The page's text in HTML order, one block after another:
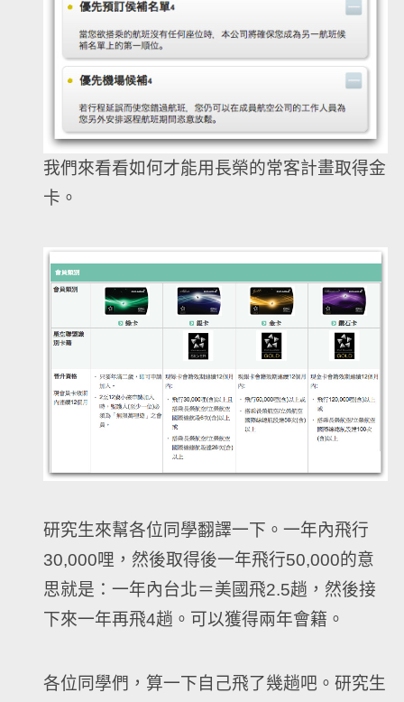
我們來看看如何才能用長榮的常客計畫取得金
卡。
研究生來幫各位同學翻譯一下。一年內飛行
30,000哩，然後取得後一年飛行50,000的意
思就是：一年內台北＝美國飛2.5趟，然後接
下來一年再飛4趟。可以獲得兩年會籍。
各位同學們，算一下自己飛了幾趟吧。研究生